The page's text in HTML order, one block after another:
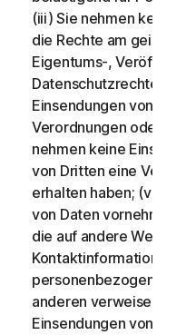
(iii) Sie nehmen keine
die Rechte am
Eigentums-,
Datenschutzrechte
Einsendungen von
Verordnungen oder
nehmen keine
von Dritten eine
erhalten haben; (vi)
von Daten vornehmen,
die auf andere
Kontaktinformationen,
personenbezogenen
anderen verweisen,
Einsendungen von